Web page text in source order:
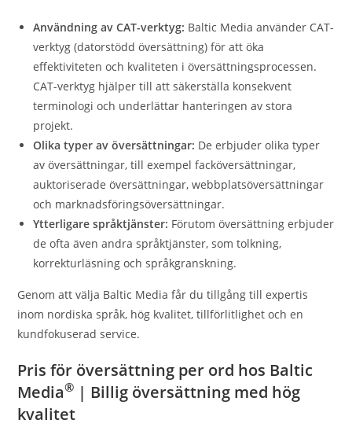
Användning av CAT-verktyg: Baltic Media använder CAT-
verktyg (datorstödd översättning) för att öka
effektiviteten och kvaliteten i översättningsprocessen.
CAT-verktyg hjälper till att säkerställa konsekvent
terminologi och underlättar hanteringen av stora
projekt.
Olika typer av översättningar: De erbjuder olika typer
av översättningar, till exempel facköversättningar,
auktoriserade översättningar, webbplatsöversättningar
och marknadsföringsöversättningar.
Ytterligare språktjänster: Förutom översättning erbjuder
de ofta även andra språktjänster, som tolkning,
korrekturläsning och språkgranskning.
Genom att välja Baltic Media får du tillgång till expertis
inom nordiska språk, hög kvalitet, tillförlitlighet och en
kundfokuserad service.
Pris för översättning per ord hos Baltic
Media® | Billig översättning med hög
kvalitet